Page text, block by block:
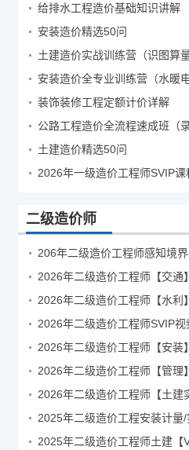
给排水工程造价基础知识讲解
安装造价精选50问
土建造价实战训练营（识图算
安装造价全专业训练营（水暖
装饰装修工程定额计价详解
土建造价精选50问
2026年一级造价工程师SVIP课
二级造价师
206年二级造价工程师感知境
2026年二级造价工程师【交通
2026年二级造价工程师【水利
2026年二级造价工程师SVIP视
2026年二级造价工程师【土建
2025年二级造价工程师土建【